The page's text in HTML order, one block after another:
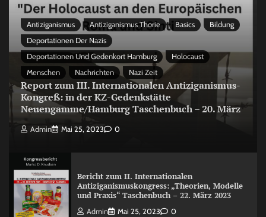
Antiziganismus Antiziganismus Thorie Basics
Bildung
Deportationen Der Nazis
Deportationen Und Gedenkort Hamburg
Holocaust
Menschen
Nachrichten Nazi Zeit
Report zum III. Internationalen Antiziganismus-
Kongreß: in der KZ-Gedenkstätte
Neuengamme/Hamburg Taschenbuch – 20. März
Admin Mai 25, 2023 0
Bericht zum II. Internationalen
Antiziganismuskongress: „Theorien, Modelle
und Praxis“ Taschenbuch – 22. März 2023
Admin Mai 25, 2023 0